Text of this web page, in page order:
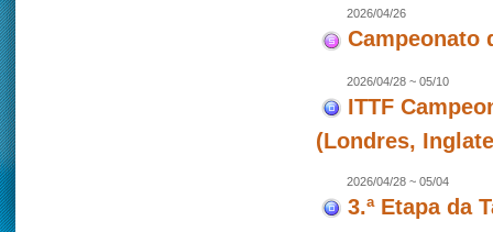
2026/04/26
Campeonato
2026/04/28 ~ 05/10
ITTF
(Londres,
2026/04/28 ~ 05/04
3.ª Etapa da